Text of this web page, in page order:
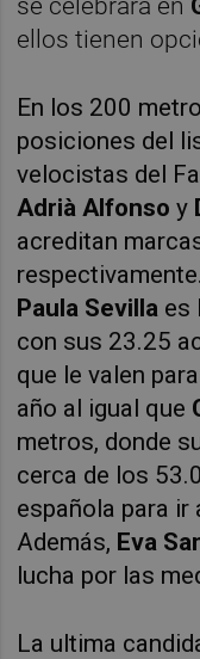
ellos tienen
En los 200
posiciones del
velocistas del
Adrià Alfonsoy
acreditan
Paula Sevilla es
con sus 23.25
que le valen
año al igual que
metros, donde
cerca de los
española para ir
Además, Eva
lucha por las
La ultima